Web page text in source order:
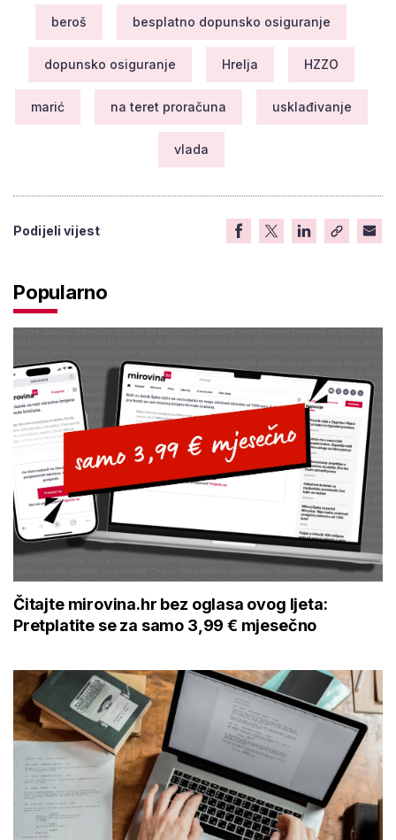
beroš besplatno dopunsko osiguranje
dopunsko osiguranje Hrelja HZZO
marić na teret proračuna usklađivanje
vlada
Podijeli vijest
Popularno
Čitajte mirovina.hr bez oglasa ovog ljeta:
Pretplatite se za samo 3,99 € mjesečno